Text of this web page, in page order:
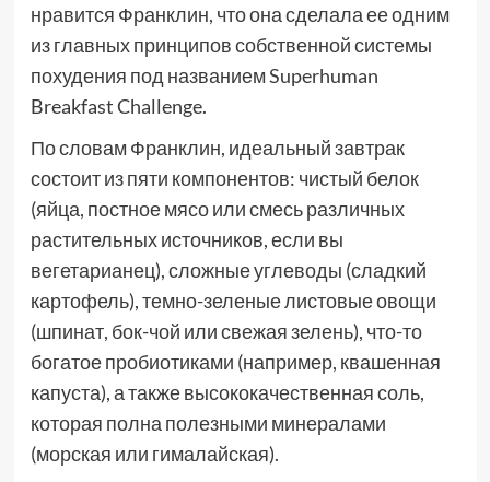
нравится Франклин, что она сделала ее одним
из главных принципов собственной системы
похудения под названием Superhuman
Breakfast Challenge.
По словам Франклин, идеальный завтрак
состоит из пяти компонентов: чистый белок
(яйца, постное мясо или смесь различных
растительных источников, если вы
вегетарианец), сложные углеводы (сладкий
картофель), темно-зеленые листовые овощи
(шпинат, бок-чой или свежая зелень), что-то
богатое пробиотиками (например, квашенная
капуста), а также высококачественная соль,
которая полна полезными минералами
(морская или гималайская).